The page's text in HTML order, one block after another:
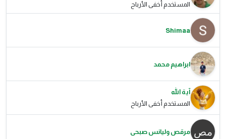
المستخدم أخفى الأرباح
Shimaa
ابراهيم محمد
آية الله
المستخدم أخفى الأرباح
مرقص وليانس صبحى